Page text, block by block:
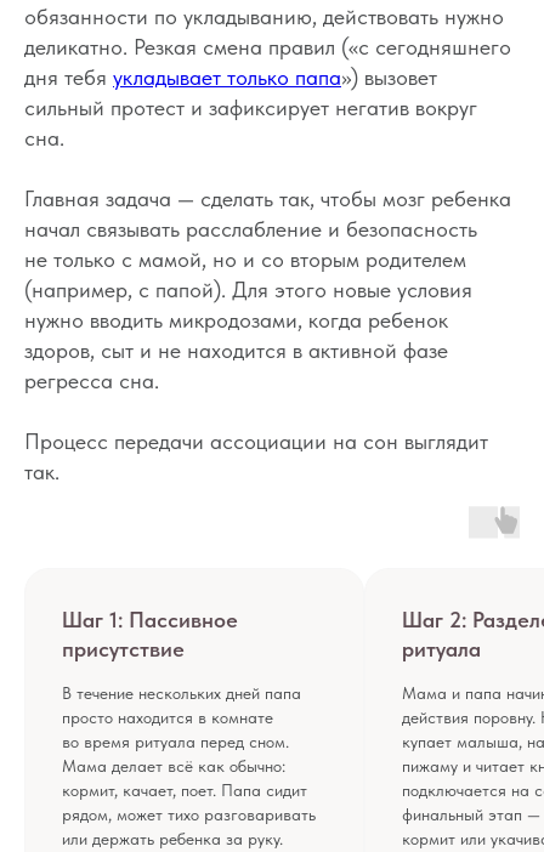
обязанности по укладыванию, действовать нужно
деликатно. Резкая смена правил («с сегодняшнего
дня тебя укладывает только папа») вызовет
сильный протест и зафиксирует негатив вокруг
сна.
Главная задача — сделать так, чтобы мозг ребенка
начал связывать расслабление и безопасность
не только с мамой, но и со вторым родителем
(например, с папой). Для этого новые условия
нужно вводить микродозами, когда ребенок
здоров, сыт и не находится в активной фазе
регресса сна.
Процесс передачи ассоциации на сон выглядит
так.
Шаг 1: Пассивное
присутствие
В течение нескольких дней папа
просто находится в комнате
во время ритуала перед сном.
Мама делает всё как обычно:
кормит, качает, поет. Папа сидит
рядом, может тихо разговаривать
или держать ребенка за руку.
Шаг 2:
ритуала
Мама и папа
действия
купает малыша,
пижаму и читает
подключается на
финальный этап —
кормит или